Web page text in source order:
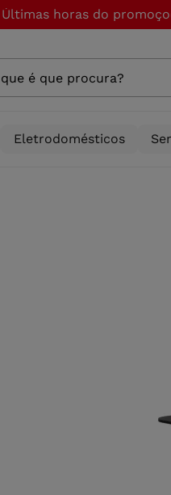
Últimas horas do
Eletrodomésticos